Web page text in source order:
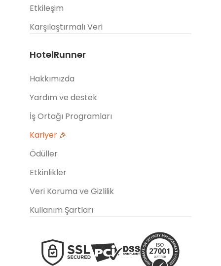
Etkileşim
Karşılaştırmalı Veri
HotelRunner
Hakkımızda
Yardım ve destek
İş Ortağı Programları
Kariyer 🎉
Ödüller
Etkinlikler
Veri Koruma ve Gizlilik
Kullanım Şartları